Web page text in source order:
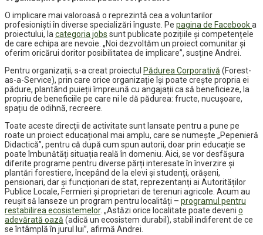
O implicare mai valoroasă o reprezintă cea a voluntarilor
profesioniști în diverse specializări înguste. Pe pagina de Facebooka
proiectului, la categoria jobs sunt publicate pozițiile și competențele
de care echipa are nevoie. „Noi dezvoltăm un proiect comunitar și
oferim oricărui doritor posibilitatea de implicare”, susține Andrei.
Pentru organizații, s-a creat proiectul Pădurea Corporativă (Forest-
as-a-Service), prin care orice organizație își poate crește propria ei
pădure, plantând puieții împreună cu angajații ca să beneficieze, la
propriu de beneficiile pe care ni le dă pădurea: fructe, nucușoare,
spațiu de odihnă, recreere.
Toate aceste direcții de activitate sunt lansate pentru a pune pe
roate un proiect educațional mai amplu, care se numește „Pepenieră
Didactică”, pentru că după cum spun autorii, doar prin educație se
poate îmbunătăți situația reală în domeniu. Aici, se vor desfășura
diferite programe pentru diverse părți interesate în înverzire și
plantări forestiere, începând de la elevi și studenți, orășeni,
pensionari, dar și funcționari de stat, reprezentanți ai Autorităților
Publice Locale, Fermieri și proprietari de terenuri agricole. Acum au
reușit să lanseze un program pentru localități – programul pentru
restabilirea ecosistemelor. „Astăzi orice localitate poate deveni o
adevărată oază (adică un ecosistem durabil), stabil indiferent de ce
se întâmplă în jurul lui”, afirmă Andrei.